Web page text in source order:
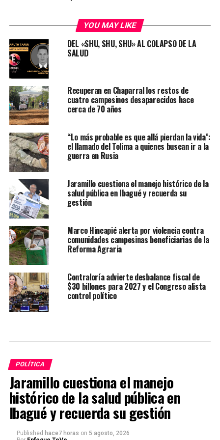
YOU MAY LIKE
DEL «SHU, SHU, SHU» AL COLAPSO DE LA
SALUD
Recuperan en Chaparral los restos de
cuatro campesinos desaparecidos hace
cerca de 70 años
“Lo más probable es que allá pierdan la vida”:
el llamado del Tolima a quienes buscan ir a la
guerra en Rusia
Jaramillo cuestiona el manejo histórico de la
salud pública en Ibagué y recuerda su
gestión
Marco Hincapié alerta por violencia contra
comunidades campesinas beneficiarias de la
Reforma Agraria
Contraloría advierte desbalance fiscal de
$30 billones para 2027 y el Congreso alista
control político
POLÍTICA
Jaramillo cuestiona el manejo
histórico de la salud pública en
Ibagué y recuerda su gestión
Published hace7 horas on 5 agosto, 2026